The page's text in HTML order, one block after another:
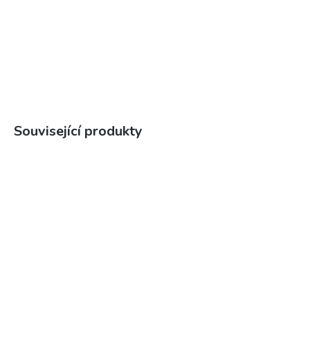
Související produkty